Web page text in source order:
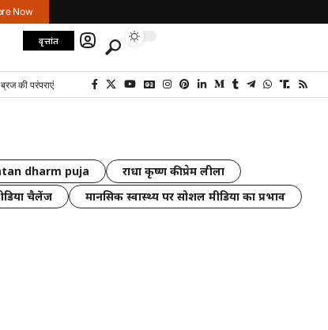
Now
वृत्तांत
ब्रज की परंपराएं
dharm puja
राधा कृष्ण की प्रेम लीला
चैलेंज
मानसिक स्वास्थ्य पर सोशल मीडिया का प्रभाव